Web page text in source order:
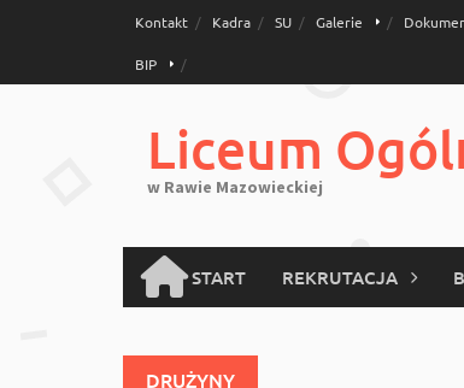
Kontakt Kadra SU Galerie
BIP
Liceum
w Rawie Mazowieckiej
START REKRUTACJA
DRUŻYNY